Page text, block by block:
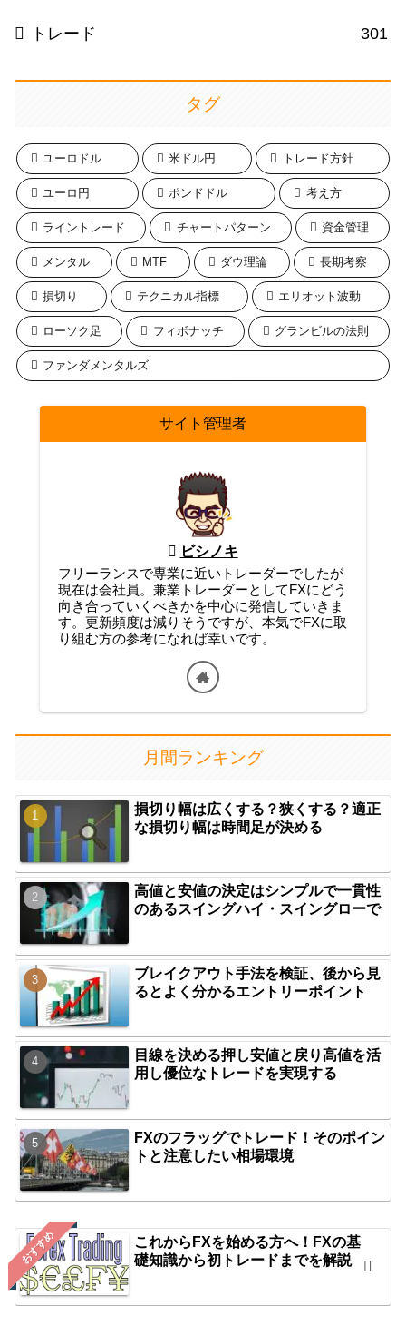
トレード 301
タグ
ユーロドル 米ドル円 トレード方針
ユーロ円 ポンドドル 考え方
ライントレード チャートパターン 資金管理
メンタル MTF ダウ理論 長期考察
損切り テクニカル指標 エリオット波動
ローソク足 フィボナッチ グランビルの法則
ファンダメンタルズ
サイト管理者
ビシノキ
フリーランスで専業に近いトレーダーでしたが
現在は会社員。兼業トレーダーとしてFXにどう
向き合っていくべきかを中心に発信していきま
す。更新頻度は減りそうですが、本気でFXに取
り組む方の参考になれば幸いです。
月間ランキング
損切り幅は広くする？狭くする？適正
な損切り幅は時間足が決める
高値と安値の決定はシンプルで一貫性
のあるスイングハイ・スイングローで
ブレイクアウト手法を検証、後から見
るとよく分かるエントリーポイント
目線を決める押し安値と戻り高値を活
用し優位なトレードを実現する
FXのフラッグでトレード！そのポイン
トと注意したい相場環境
おすすめ
これからFXを始める方へ！FXの基
礎知識から初トレードまでを解説